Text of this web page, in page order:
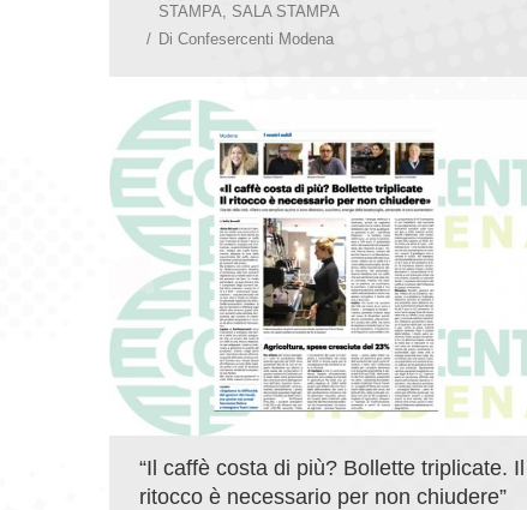
STAMPA
SALA STAMPA
Di Confesercenti Modena
“Il caffè costa di più? Bollette triplicate. Il
ritocco è necessario per non chiudere”